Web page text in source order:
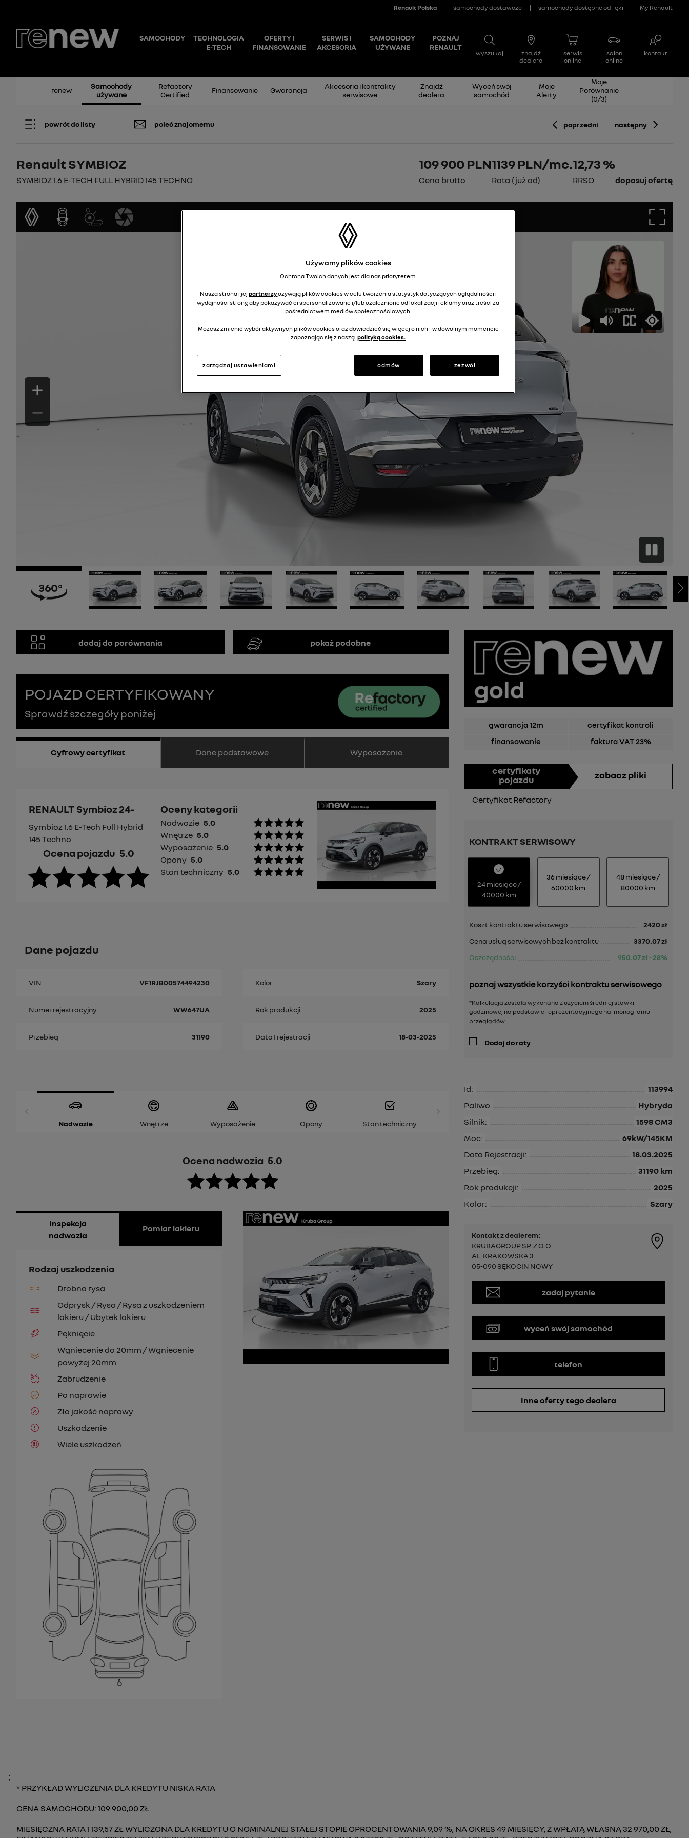
renew
Samochody
używane
Refactory
Certified
Finansowanie Gwarancja
Akcesoria i kontrakty
serwisowe
Znajdź
dealera
Wyceń swój
samochód
Moje
Alerty
Moje
Porównanie
(0/3)
powrót do listy poleć znajomemu poprzedni następny
Renault SYMBIOZ
SYMBIOZ 1.6 E-TECH FULL HYBRID 145 TECHNO
109 900 PLN
Cena brutto
1139PLN/mc.
Rata (już od)
12,73 %
RRSO dopasuj ofertę
gwarancja 12m
certyfikat kontroli
finansowanie
faktura VAT 23%
certyfikaty
pojazdu
zobacz pliki
Certyfikat Refactory
KONTRAKT SERWISOWY
24 miesiące /
40000 km
36 miesiące /
60000 km
48 miesiące /
80000 km
Koszt kontraktu serwisowego 2420zł
Cena usług serwisowych bez kontraktu
3370.07zł
Oszczędności
950.07zł- 28%
poznaj wszystkie korzyści kontraktu serwisowego
*Kalkulacja została wykonana z użyciem średniej stawki
godzinowej na podstawie reprezentacyjnego harmonogramu
przeglądów.
Dodaj do raty
Id:
113994
Paliwo
Hybryda
Silnik:
1598 CM3
Moc:
69kW/145KM
Data Rejestracji:
18.03.2025
Przebieg:
31190 km
Rok produkcji:
2025
Kolor:
Szary
Kontakt z dealerem:
KRUBAGROUP SP. Z O.O.
AL. KRAKOWSKA 3
05-090 SĘKOCIN NOWY
zadaj pytanie
wyceń swój samochód
telefon
Inne oferty tego dealera
dodaj do porównania pokaż podobne
POJAZD CERTYFIKOWANY
Sprawdź szczegóły poniżej
Cyfrowy certyfikat Dane podstawowe Wyposażenie
RENAULT Symbioz 24-
Symbioz 1.6 E-Tech Full Hybrid
145 Techno
Ocena pojazdu 5.0
Oceny kategorii
Nadwozie 5.0
Wnętrze 5.0
Wyposażenie 5.0
Opony 5.0
Stan techniczny 5.0
Dane pojazdu
VIN VF1RJB00574494230
Numer rejestracyjny WW647UA
Przebieg 31190
Kolor Szary
Rok produkcji 2025
Data I rejestracji 18-03-2025
Nadwozie Wnętrze Wyposażenie Opony Stan techniczny
Ocena nadwozia 5.0
Inspekcja
nadwozia
Pomiar lakieru
Rodzaj uszkodzenia
Drobna rysa
Odprysk / Rysa / Rysa z uszkodzeniem
lakieru / Ubytek lakieru
Pęknięcie
Wgniecenie do 20mm / Wgniecenie
powyżej 20mm
Zabrudzenie
Po naprawie
Zła jakość naprawy
Uszkodzenie
Wiele uszkodzeń
;
PRZYKŁAD WYLICZENIA DLA KREDYTU NISKA RATA
CENA SAMOCHODU: 109 900,00 ZŁ
MIESIĘCZNA RATA 1 139,57 ZŁ WYLICZONA DLA KREDYTU O NOMINALNEJ STAŁEJ STOPIE OPROCENTOWANIA 9,09 %, NA OKRES 49 MIESIĘCY, Z WPŁATĄ WŁASNĄ 32 970,00 ZŁ,
Używamy plików cookies
Ochrona Twoich danych jest dla nas priorytetem.
Nasza strona i jej partnerzyużywają plików cookies w celu tworzenia statystyk dotyczących oglądalności i
wydajności strony, aby pokazywać ci spersonalizowane i/lub uzależnione od lokalizacji reklamy oraz treści za
pośrednictwem mediów społecznościowych.
Możesz zmienić wybór aktywnych plików cookies oraz dowiedzieć się więcej o nich - w dowolnym momencie
zapoznając się z naszą polityką cookies.
zarządzaj ustawieniami odmów zezwól